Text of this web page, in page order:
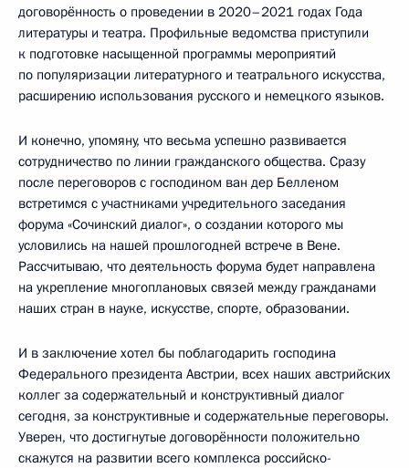
договорённость о проведении в 2020–2021 годах Года
литературы и театра. Профильные ведомства приступили
к подготовке насыщенной программы мероприятий
по популяризации литературного и театрального искусства,
расширению использования русского и немецкого языков.
И конечно, упомяну, что весьма успешно развивается
сотрудничество по линии гражданского общества. Сразу
после переговоров с господином ван дер Белленом
встретимся с участниками учредительного заседания
форума «Сочинский диалог», о создании которого мы
условились на нашей прошлогодней встрече в Вене.
Рассчитываю, что деятельность форума будет направлена
на укрепление многоплановых связей между гражданами
наших стран в науке, искусстве, спорте, образовании.
И в заключение хотел бы поблагодарить господина
Федерального президента Австрии, всех наших австрийских
коллег за содержательный и конструктивный диалог
сегодня, за конструктивные и содержательные переговоры.
Уверен, что достигнутые договорённости положительно
скажутся на развитии всего комплекса российско-